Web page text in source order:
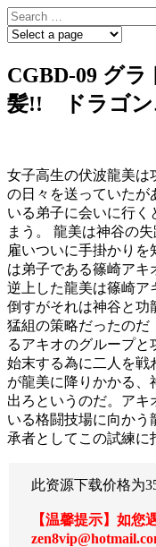
Skip
to
content
Search
for:
CGBD-09 グ
髪!! ドラゴン
女子高生の伏波龍美は
の日々を送っていたが
いる弟子に会いに行く
まう。 龍美は神谷の
雇いついに手掛かり
は弟子である篠崎アキ
逆上した龍美は篠崎ア
倒すがそれは神谷と功
猛組の策略だったのだ
るアキオのグループ
始末する為に二人を戦
が龍美に降りかかる、
出ろというのだ。アキ
いる格闘技場に向かう
承者としてこの試練に
此资源下载价格为
【温馨提示】如您